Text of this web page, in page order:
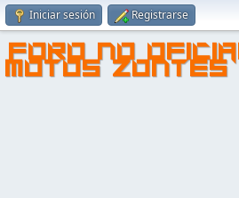
Iniciar sesión Registrarse
FORO NO
MOTOS ZONTES